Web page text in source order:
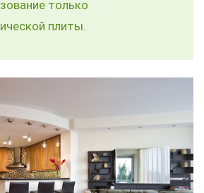
только
плиты.